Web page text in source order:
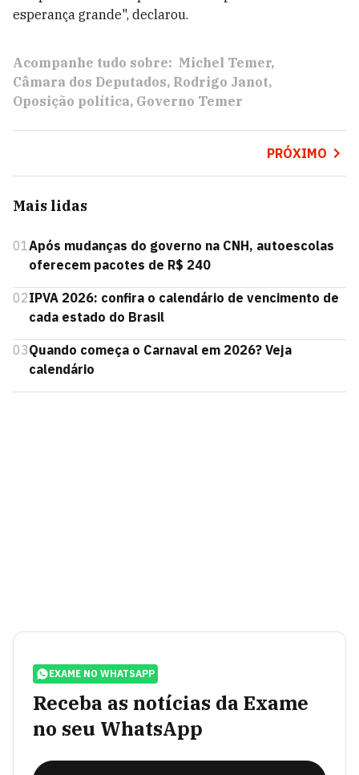
esperança grande", declarou.
Acompanhe tudo sobre: Michel Temer
Câmara dos Deputados Rodrigo Janot
Oposição política Governo Temer
PRÓXIMO
Mais lidas
01Após mudanças do governo na CNH, autoescolas
oferecem pacotes de R$ 240
02IPVA 2026: confira o calendário de vencimento de
cada estado do Brasil
03Quando começa o Carnaval em 2026? Veja
calendário
EXAME NO WHATSAPP
Receba as notícias da Exame
no seu WhatsApp